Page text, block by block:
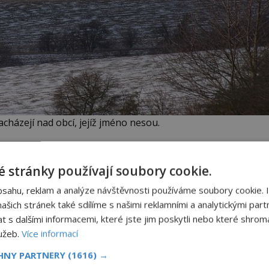
nad obcí, jejíž jméno nesou.
1934, když ji na vrchu Rovina nalezl tamní
kteří museli potvrdit, že se jedná o
jedenácti hektarů pokrývalo čtrnáct
severojižní orientací. Tamní obec jako by
stránky používají soubory cookie.
reklam a analýze návštěvnosti používáme soubory cookie.
stránek také sdílíme s našimi reklamními a analytickými
s dalšími informacemi, které jste jim poskytli nebo které
Více informací
PARTNERY (1616) →